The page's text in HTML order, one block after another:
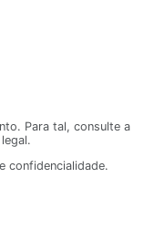
Para tal, consulte a
confidencialidade.